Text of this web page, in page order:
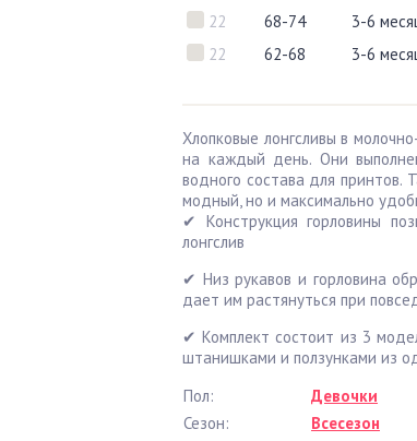
22
68-74 3-6
22
62-68 3-6
Хлопковые лонгсливы в
на каждый день. Они
водного состава для принтов.
модный, но и максимально
✔ Конструкция горловины
лонгслив
✔ Низ рукавов и горловина
дает им растянуться при
✔ Комплект состоит из 3
штанишками и ползунками из
Пол:
Девочки
Сезон:
Всесезон